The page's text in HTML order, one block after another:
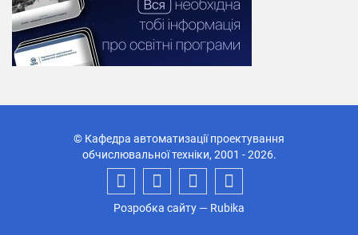
© Кафедра автоматизації проектування
обчислювальної техніки, 2001 - 2026.
Розробка сайту — Rubika